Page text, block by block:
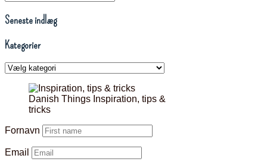
Seneste indlæg
Kategorier
Kategorier
Danish Things Inspiration, tips &
tricks
Fornavn
Email